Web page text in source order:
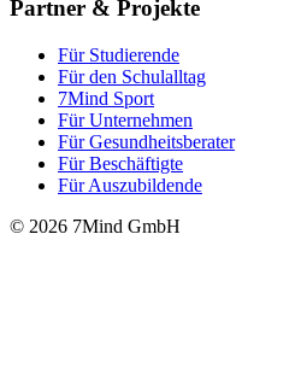
Partner & Projekte
Für Stu­die­rende
Für den Schulalltag
7Mind Sport
Für Unter­neh­men
Für Gesund­heits­be­ra­ter
Für Beschäftigte
Für Auszubildende
© 2026 7Mind GmbH